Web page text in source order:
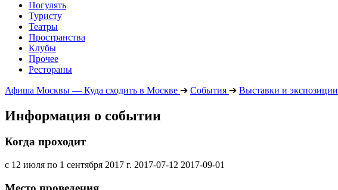
Погулять
Туристу
Театры
Пространства
Клубы
Прочее
Рестораны
Афиша Москвы — Куда сходить в Москве ➔ События ➔ Выставки и экспозиции
Информация о событии
Когда проходит
с 12 июля по 1 сентября 2017 г. 2017-07-12 2017-09-01